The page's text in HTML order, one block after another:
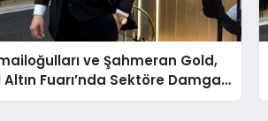
ve Şahmeran Gold,
Fuarı’nda Sektöre Damga